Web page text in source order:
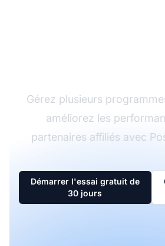
Gérez plusieurs
améliorez les
partenaires affiliés avec
Démarrer l'essai gratuit de
30 jours